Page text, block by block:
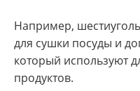
Например,
для сушки посуды и
который используют
продуктов.